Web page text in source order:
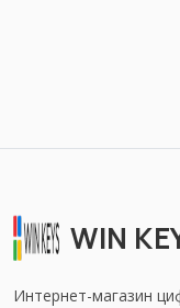
WIN
Интернет-магазин